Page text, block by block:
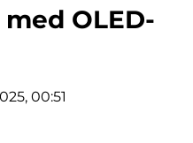
OLED-
00:51